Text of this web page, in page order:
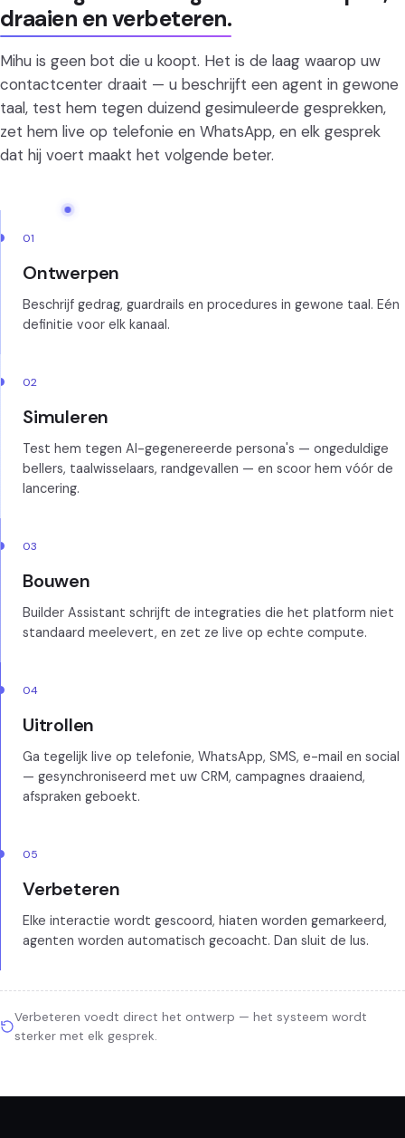
draaien en verbeteren.
Mihu is geen bot die u koopt. Het is de laag waarop uw
contactcenter draait — u beschrijft een agent in gewone
taal, test hem tegen duizend gesimuleerde gesprekken,
zet hem live op telefonie en WhatsApp, en elk gesprek
dat hij voert maakt het volgende beter.
01
Ontwerpen
Beschrijf gedrag, guardrails en procedures in gewone taal. Eén
definitie voor elk kanaal.
02
Simuleren
Test hem tegen AI-gegenereerde persona's — ongeduldige
bellers, taalwisselaars, randgevallen — en scoor hem vóór de
lancering.
03
Bouwen
Builder Assistant schrijft de integraties die het platform niet
standaard meelevert, en zet ze live op echte compute.
04
Uitrollen
Ga tegelijk live op telefonie, WhatsApp, SMS, e-mail en social
— gesynchroniseerd met uw CRM, campagnes draaiend,
afspraken geboekt.
05
Verbeteren
Elke interactie wordt gescoord, hiaten worden gemarkeerd,
agenten worden automatisch gecoacht. Dan sluit de lus.
Verbeteren voedt direct het ontwerp — het systeem wordt
sterker met elk gesprek.